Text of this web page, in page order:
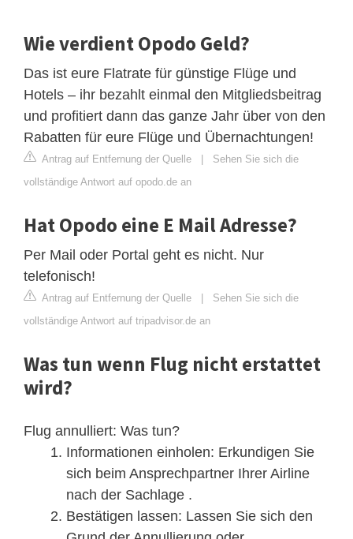
Wie verdient Opodo Geld?
Das ist eure Flatrate für günstige Flüge und
Hotels – ihr bezahlt einmal den Mitgliedsbeitrag
und profitiert dann das ganze Jahr über von den
Rabatten für eure Flüge und Übernachtungen!
Antrag auf Entfernung der Quelle | Sehen Sie sich die
vollständige Antwort auf opodo.de an
Hat Opodo eine E Mail Adresse?
Per Mail oder Portal geht es nicht. Nur
telefonisch!
Antrag auf Entfernung der Quelle | Sehen Sie sich die
vollständige Antwort auf tripadvisor.de an
Was tun wenn Flug nicht erstattet
wird?
Flug annulliert: Was tun?
Informationen einholen: Erkundigen Sie
sich beim Ansprechpartner Ihrer Airline
nach der Sachlage .
Bestätigen lassen: Lassen Sie sich den